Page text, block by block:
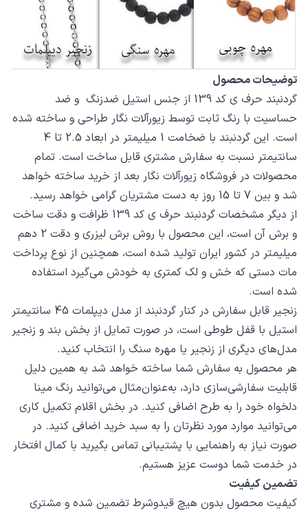
توضیحات محصول
گردنبند حرف ی کد 139 از جنس استیل ضدزنگ و ضد
حساسیت با رنگ ثابت توسط زیورآلات نگار طراحی و ساخته شده
است. این گردنبند با ضخامت 1 میلیمتر در ابعاد 2.5 تا 4
سانتیمتر نسبت به سفارش مشتری قابل ساخت است. تمام
محصولات در فروشگاه زیورآلات نگار بعد از خرید ساخته خواهد
شد و بین 7 تا 15 روز به دست مشتریان گرامی خواهد رسید.
از دیگر مشخصات گردنبند حرف ی کد 139 ظرافت و دقت ساخت
و برش آن است، این محصول با روش برش لیزری و دقت 2 دهم
میلیمتر در کشور ایران تولید شده است، همچنین از نوع پرداخت
مات دستی که خش و لک کمتری به خودش می‌گیرد استفاده
شده است.
زنجیر قابل سفارش در کنار گردنبند از مدل دیپلمات 45 سانتیمتر
استیل با قفل طوطی است، در صورت تمایل از بخش بند و زنجیر
مدل‌های دیگری از زنجیر یا مهره سنگ را انتخاب کنید.
هر محصول به سفارش شما ساخته خواهد شد به همین دلیل
قابلیت سفارشی‌سازی دارد، به‌عنوان‌مثال می‌توانید رنگ مینا
دلخواه خود را به طرح اضافی کنید. در بخش اقلام تکمیل کاری
می‌توانید موارد مورد نظرتان را به سبد خرید اضافی کنید. در
صورت نیاز به راهنمایی با پشتیبانی تماس بگیرید با کمال افتخار
در خدمت شما دوست عزیز هستیم.
تضمین کیفیت
کیفیت محصول بدون هیچ قیدوشرط تضمین شده و مشتری